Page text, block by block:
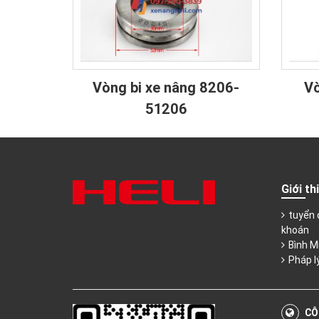
Vòng bi xe nâng 8206-
51206
Giới
tuyển
khoán
Bình
Pháp